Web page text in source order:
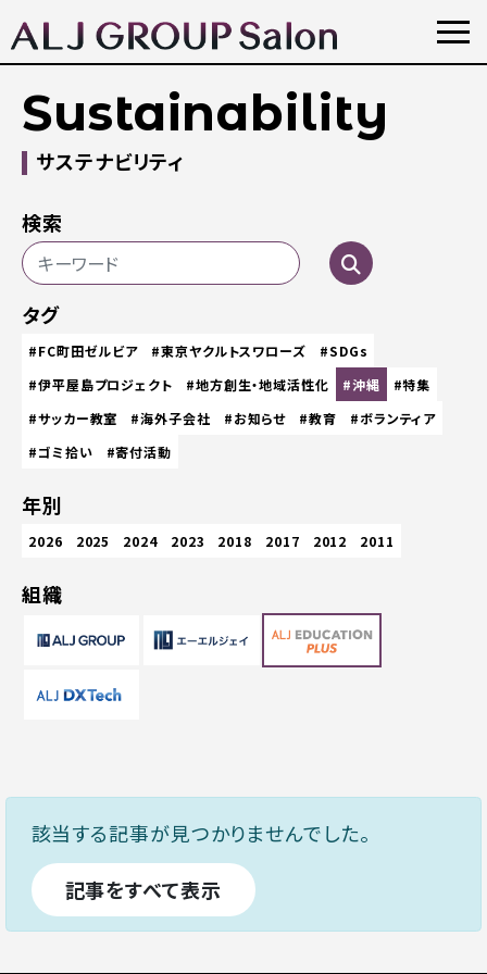
Sustainability
サステナビリティ
検索
タグ
#FC町田ゼルビア #東京ヤクルトスワローズ
#SDGs
#伊平屋島プロジェクト
#地方創生・地域活性化 #沖縄
#特集
#サッカー教室
#海外子会社 #お知らせ #教育
#ボランティア
#ゴミ拾い
#寄付活動
年別
2026 2025 2024 2023 2018 2017 2012 2011
組織
該当する記事が見つかりませんでした。
記事をすべて表示